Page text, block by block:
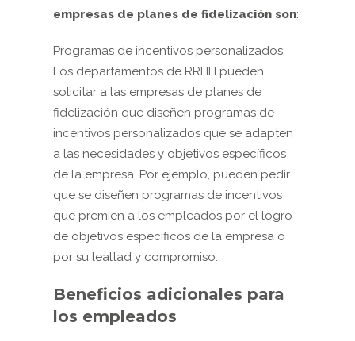
empresas de planes de fidelización son:
Programas de incentivos personalizados:
Los departamentos de RRHH pueden
solicitar a las empresas de planes de
fidelización que diseñen programas de
incentivos personalizados que se adapten
a las necesidades y objetivos específicos
de la empresa. Por ejemplo, pueden pedir
que se diseñen programas de incentivos
que premien a los empleados por el logro
de objetivos específicos de la empresa o
por su lealtad y compromiso.
Beneficios adicionales para
los empleados